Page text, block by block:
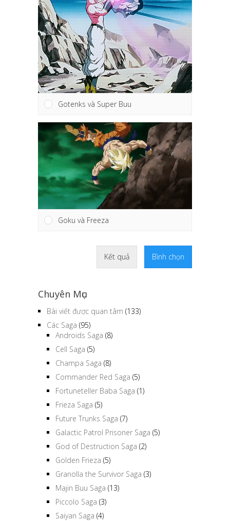
Gotenks và Super Buu
Goku và Freeza
Kết quả Bình chọn
Chuyên Mục
Bài viết được quan tâm (133)
Các Saga (95)
Androids Saga (8)
Cell Saga (5)
Champa Saga (8)
Commander Red Saga (5)
Fortuneteller Baba Saga (1)
Frieza Saga (5)
Future Trunks Saga (7)
Galactic Patrol Prisoner Saga (5)
God of Destruction Saga (2)
Golden Frieza (5)
Granolla the Survivor Saga (3)
Majin Buu Saga (13)
Piccolo Saga (3)
Saiyan Saga (4)